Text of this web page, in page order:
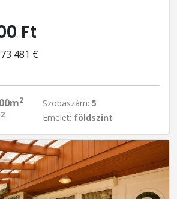
Ft
481 €
2
2
Szobaszám: 5
Emelet: földszint